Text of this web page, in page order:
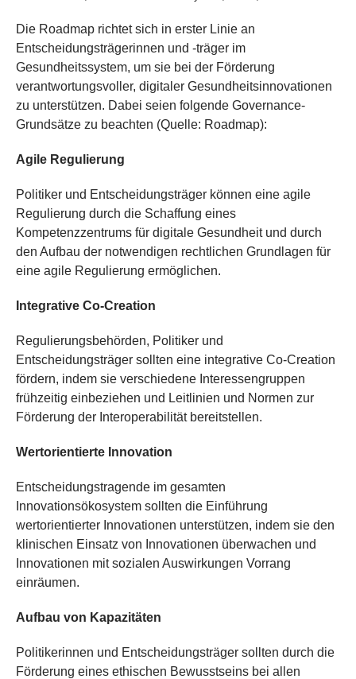
Die Roadmap richtet sich in erster Linie an
Entscheidungsträgerinnen und -träger im
Gesundheitssystem, um sie bei der Förderung
verantwortungsvoller, digitaler Gesundheitsinnovationen
zu unterstützen. Dabei seien folgende Governance-
Grundsätze zu beachten (Quelle: Roadmap):
Agile Regulierung
Politiker und Entscheidungsträger können eine agile
Regulierung durch die Schaffung eines
Kompetenzzentrums für digitale Gesundheit und durch
den Aufbau der notwendigen rechtlichen Grundlagen für
eine agile Regulierung ermöglichen.
Integrative Co-Creation
Regulierungsbehörden, Politiker und
Entscheidungsträger sollten eine integrative Co-Creation
fördern, indem sie verschiedene Interessengruppen
frühzeitig einbeziehen und Leitlinien und Normen zur
Förderung der Interoperabilität bereitstellen.
Wertorientierte Innovation
Entscheidungstragende im gesamten
Innovationsökosystem sollten die Einführung
wertorientierter Innovationen unterstützen, indem sie den
klinischen Einsatz von Innovationen überwachen und
Innovationen mit sozialen Auswirkungen Vorrang
einräumen.
Aufbau von Kapazitäten
Politikerinnen und Entscheidungsträger sollten durch die
Förderung eines ethischen Bewusstseins bei allen